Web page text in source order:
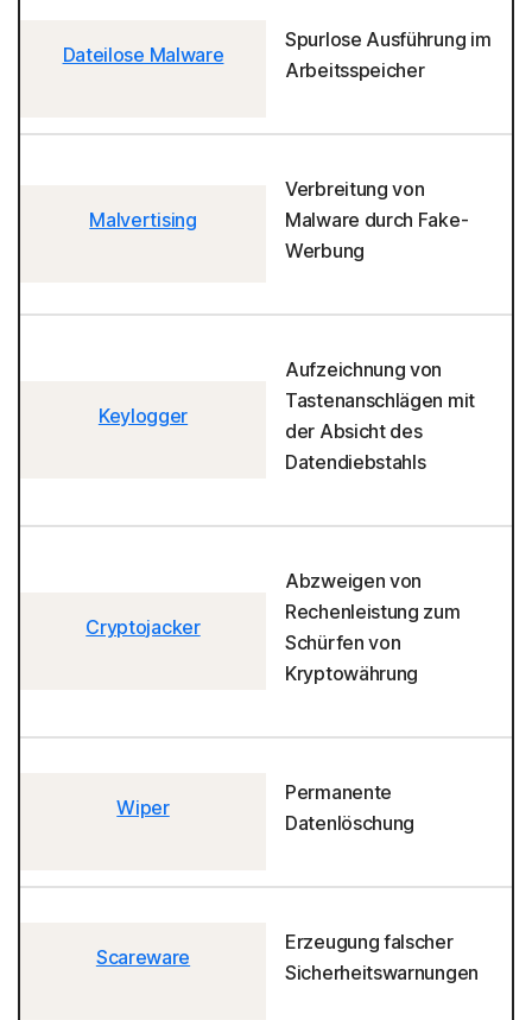
Dateilose Malware
Spurlose Ausführung im
Arbeitsspeicher
Malvertising
Verbreitung von
Malware durch Fake-
Werbung
Keylogger
Aufzeichnung von
Tastenanschlägen mit
der Absicht des
Datendiebstahls
Cryptojacker
Abzweigen von
Rechenleistung zum
Schürfen von
Kryptowährung
Wiper
Permanente
Datenlöschung
Scareware
Erzeugung falscher
Sicherheitswarnungen